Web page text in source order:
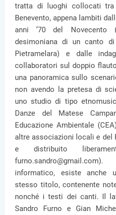
tratta di luoghi collocati
Benevento, appena lambiti
anni ’70 del Novecento
desimoniana di un canto di
Pietramelara) e dalle
collaboratori sul doppio
una panoramica sullo
non avendo la pretesa di
uno studio di tipo
Danze del Matese
Educazione Ambientale
altre associazioni locali e del
e distribuito
informatico, esiste anche
stesso titolo, contenente
nonché i testi dei canti. Il
Sandro Furno e Gian